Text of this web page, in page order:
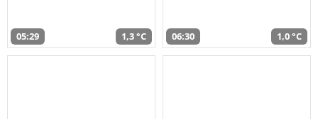
05:29 1,3 °C 06:30 1,0 °C